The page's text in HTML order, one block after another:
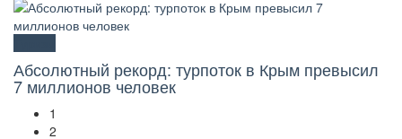
Абсолютный рекорд: турпоток в Крым превысил
7 миллионов человек
1
2